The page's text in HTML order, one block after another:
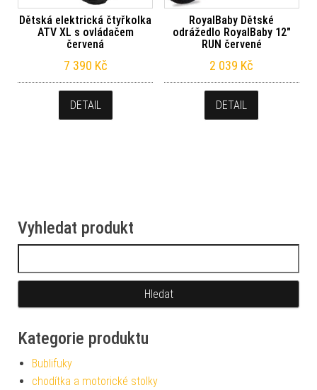
Dětská elektrická čtyřkolka
ATV XL s ovládačem
červená
7 390 Kč
DETAIL
RoyalBaby Dětské
odrážedlo RoyalBaby 12″
RUN červené
2 039 Kč
DETAIL
Vyhledat produkt
Kategorie produktu
Bublifuky
chodítka a motorické stolky